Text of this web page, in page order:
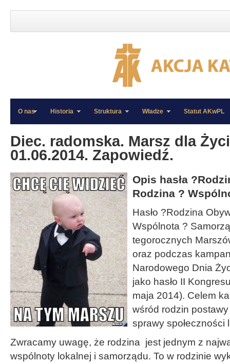
»
»
O nas Historia Struktura Władze Statut AKwPL
Diec. radomska. Marsz dla
01.06.2014. Zapowiedź.
Opis hasła
Rodzina ?
Hasło ?Rodzina
Wspólnota ?
tegorocznych
oraz podczas
Narodowego Dnia
jako hasło II
maja 2014). Celem
wśród rodzin
sprawy społeczności
Zwracamy uwagę, że rodzina jest jednym z
wspólnoty lokalnej i samorządu. To w rodzinie